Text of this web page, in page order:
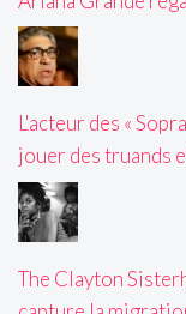
L'acteur des «
jouer des truands
The Clayton